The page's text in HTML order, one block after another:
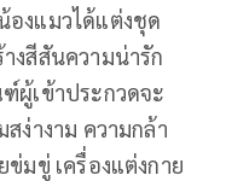
องแมวได้แต่งชุด
งสีสันความน่ารัก
ผู้เข้าประกวดจะ
ง่างาม ความกล้า
มขู่ เครื่องแต่งกาย